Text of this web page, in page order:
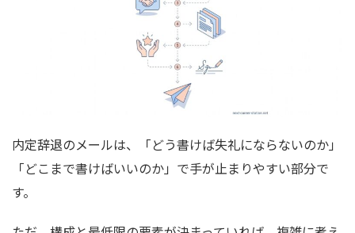
内定辞退のメールは、「どう書けば失礼にならないのか」
「どこまで書けばいいのか」で手が止まりやすい部分で
す。